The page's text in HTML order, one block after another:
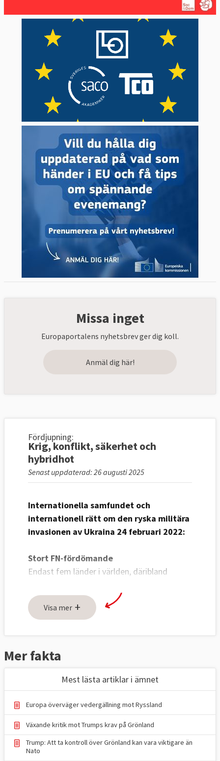
Missa inget
Europaportalens nyhetsbrev ger dig koll.
Anmäl dig här!
Fördjupning:
Krig, konflikt, säkerhet och
hybridhot
Senast uppdaterad: 26 augusti 2025
Internationella samfundet och
internationell rätt om den ryska militära
invasionen av Ukraina 24 februari 2022:
Stort FN-fördömande
Endast fem länder i världen, däribland
FN-resolution som fördömer Rysslands
anfallskrig mot Ukraina och kräver
och säkerhetsordningen
Rysslands angreppskrig mot Ukraina utgör
brott mot FN-regler och olika avtal som
och främst mot våldsförbudet, säger Carina
Lamon på Centrum för operativ rätt och
folkrätt. Flera olika domstolar kan bli
aktuella för att utreda och döma
Visa mer +
Mer fakta
Mest lästa artiklar i ämnet
Europa överväger vedergällning mot Ryssland
Växande kritik mot Trumps krav på Grönland
Trump: Att ta kontroll över Grönland kan vara viktigare än
Nato